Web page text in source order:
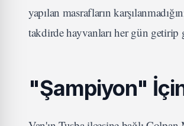
yapılan masrafların
takdirde hayvanları her gün getirip
"Şampiyon"